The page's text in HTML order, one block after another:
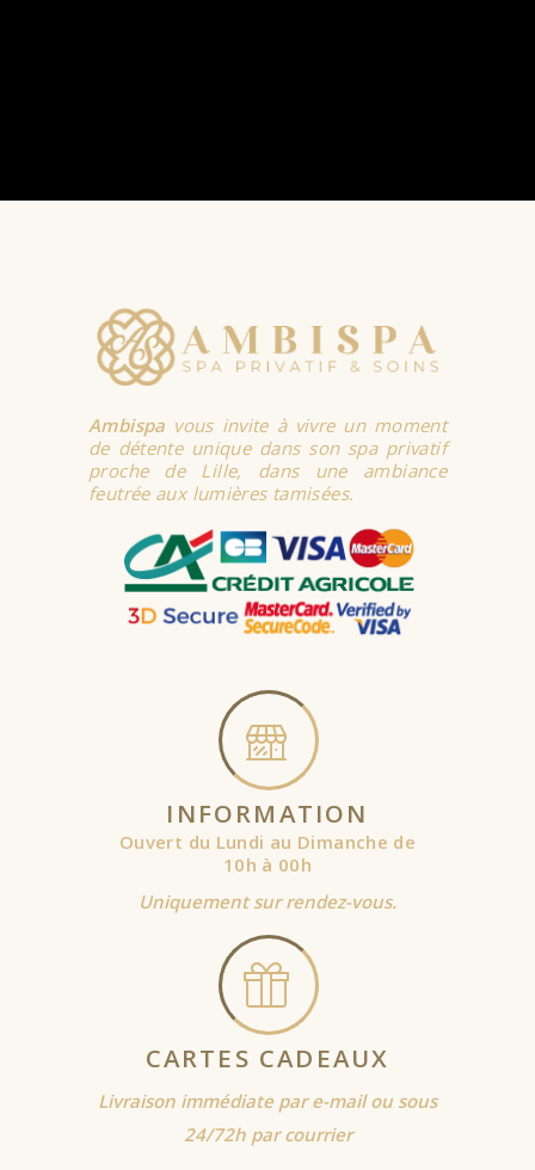
Ambispa vous invite à vivre un moment
de détente unique dans son spa privatif
proche de Lille, dans une ambiance
feutrée aux lumières tamisées.
INFORMATION
Ouvert du Lundi au Dimanche de
10h à 00h
Uniquement sur rendez-vous.
CARTES CADEAUX
Livraison immédiate par e-mail ou sous
24/72h par courrier